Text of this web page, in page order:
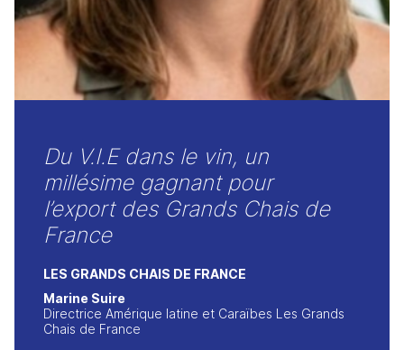
Du V.I.E dans le vin, un
millésime gagnant pour
l’export des Grands Chais de
France
LES GRANDS CHAIS DE FRANCE
Marine Suire
Directrice Amérique latine et Caraïbes Les Grands
Chais de France